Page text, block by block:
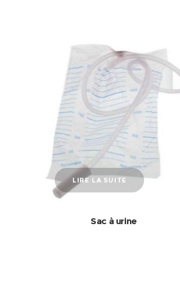
LIRE LA SUITE
Sac à urine